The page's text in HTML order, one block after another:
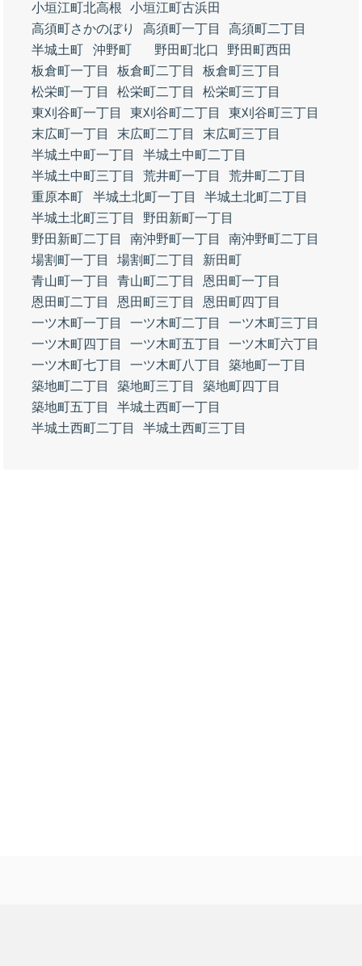
小垣江町北高根
小垣江町古浜田
高須町さかのぼり
高須町一丁目
高須町二丁目
半城土町
沖野町 野田町北口
野田町西田
板倉町一丁目
板倉町二丁目
板倉町三丁目
松栄町一丁目
松栄町二丁目
松栄町三丁目
東刈谷町一丁目
東刈谷町二丁目
東刈谷町三丁目
末広町一丁目
末広町二丁目
末広町三丁目
半城土中町一丁目
半城土中町二丁目
半城土中町三丁目
荒井町一丁目
荒井町二丁目
重原本町
半城土北町一丁目
半城土北町二丁目
半城土北町三丁目
野田新町一丁目
野田新町二丁目
南沖野町一丁目
南沖野町二丁目
場割町一丁目
場割町二丁目
新田町
青山町一丁目
青山町二丁目
恩田町一丁目
恩田町二丁目
恩田町三丁目
恩田町四丁目
一ツ木町一丁目
一ツ木町二丁目
一ツ木町三丁目
一ツ木町四丁目
一ツ木町五丁目
一ツ木町六丁目
一ツ木町七丁目
一ツ木町八丁目
築地町一丁目
築地町二丁目
築地町三丁目
築地町四丁目
築地町五丁目
半城土西町一丁目
半城土西町二丁目
半城土西町三丁目